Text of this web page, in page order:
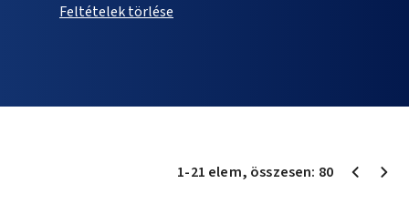
Feltételek törlése
1-21 elem, összesen: 80